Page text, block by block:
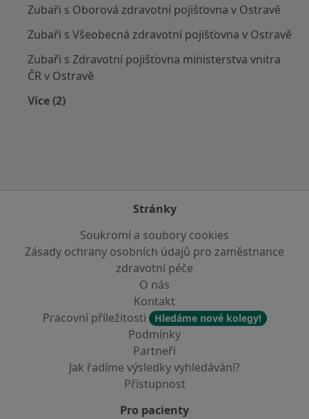
Zubaři s Oborová zdravotní pojišťovna v Ostravě
Zubaři s Všeobecná zdravotní pojišťovna v Ostravě
Zubaři s Zdravotní pojišťovna ministerstva vnitra
ČR v Ostravě
Více (2)
Stránky
Soukromí a soubory cookies
Zásady ochrany osobních údajů pro zaměstnance
zdravotní péče
O nás
Kontakt
Pracovní příležitosti
Hledáme nové kolegy!
Podmínky
Partneři
Jak řadíme výsledky vyhledávání?
Přístupnost
Pro pacienty